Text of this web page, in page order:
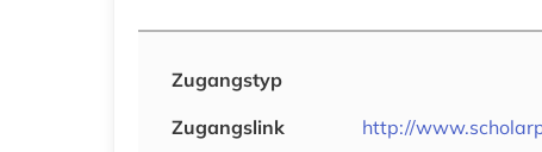
Zugangstyp
Zugangslink
http://